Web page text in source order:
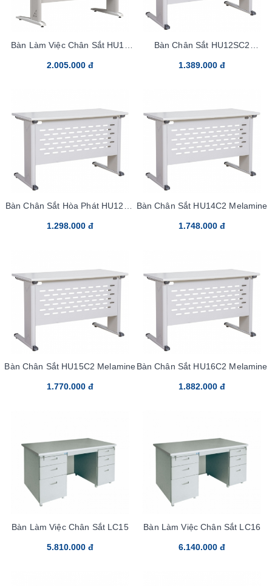
Bàn Làm Việc Chân Sắt HU18
2.005.000 đ
Bàn Chân Sắt HU12SC2
1.389.000 đ
Bàn Chân Sắt Hòa Phát HU12C2
1.298.000 đ
Bàn Chân Sắt HU14C2 Melamine
1.748.000 đ
Bàn Chân Sắt HU15C2 Melamine
1.770.000 đ
Bàn Chân Sắt HU16C2 Melamine
1.882.000 đ
Bàn Làm Việc Chân Sắt LC15
5.810.000 đ
Bàn Làm Việc Chân Sắt LC16
6.140.000 đ